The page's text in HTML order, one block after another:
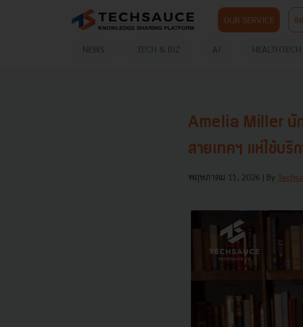
OUR SERVICE
NEWS TECH & BIZ AI HEALTHTECH
Amelia Miller นั
สายเทคฯ แห่ใช้บริ
พฤษภาคม 11, 2026 | By